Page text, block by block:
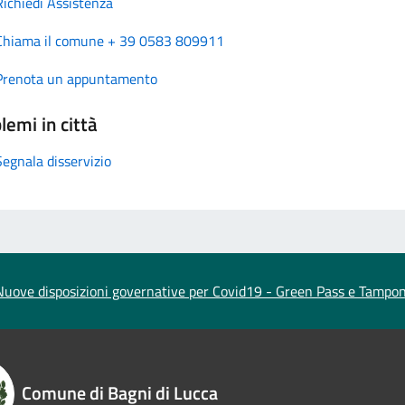
il comune + 39 0583 809911
un appuntamento
in città
disservizio
disposizioni governative per Covid19 - Green Pass e
Comune di Bagni di Lucca